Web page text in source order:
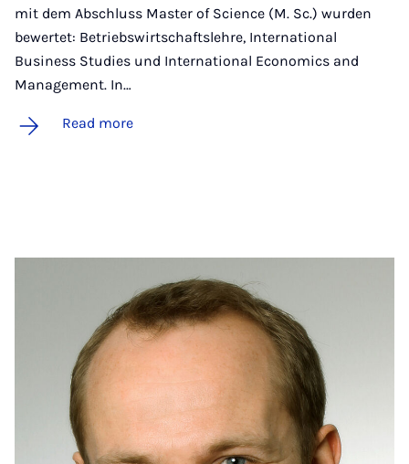
mit dem Abschluss Master of Science (M. Sc.) wurden
bewertet: Betriebswirtschaftslehre, International
Business Studies und International Economics and
Management. In…
Read more